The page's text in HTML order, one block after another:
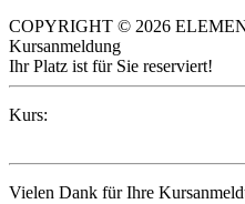
COPYRIGHT © 2026
Kursanmeldung
Ihr Platz ist für Sie reserviert!
Kurs:
Vielen Dank für Ihre